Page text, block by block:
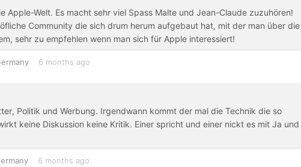
Apple-Welt. Es macht sehr viel Spass Malte und Jean-Claude zuzuhören!
Community die sich drum herum aufgebaut hat, mit der man über die
sehr zu empfehlen wenn man sich für Apple interessiert!
6 months ago
Politik und Werbung. Irgendwann kommt der mal die Technik die so
keine Diskussion keine Kritik. Einer spricht und einer nickt es mit Ja und
6 months ago